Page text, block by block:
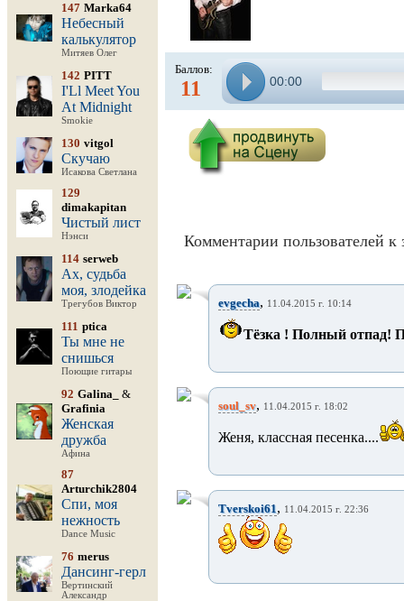
147 Marka64
Небесный
калькулятор
Митяев Олег
142 PITT
I'Ll Meet You
At Midnight
Smokie
130 vitgol
Скучаю
Исакова Светлана
129
dimakapitan
Чистый лист
Нэнси
114 serweb
Ах, судьба
моя, злодейка
Трегубов Виктор
111 ptica
Ты мне не
снишься
Поющие гитары
92 Galina_
&
Grafinia
Женская
дружба
Афина
87
Arturchik2804
Спи, моя
нежность
Dance Music
76 merus
Дансинг-герл
Вертинский
Александр
Баллов:
11 00:00
Комментарии пользователей к
evgecha, 11.04.2015 г. 10:14
Тёзка ! Полный отпад!
soul_sv, 11.04.2015 г. 18:02
Женя, классная песенка....
Tverskoi61, 11.04.2015 г. 22:36